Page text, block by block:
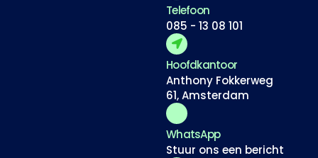
Telefoon
085 - 13 08 101
Hoofdkantoor
Anthony Fokkerweg
61, Amsterdam
WhatsApp
Stuur ons een bericht